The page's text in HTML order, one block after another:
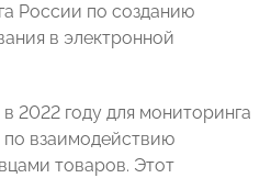
России по созданию
в электронной
2022 году для мониторинга
по взаимодействию
товаров. Этот